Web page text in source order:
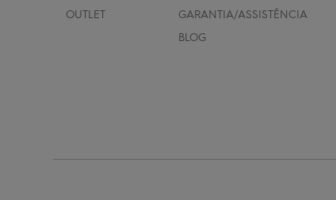
OUTLET
GARANTIA/ASSISTÊNCIA
BLOG